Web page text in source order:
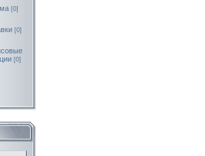
[0]
[0]
[0]